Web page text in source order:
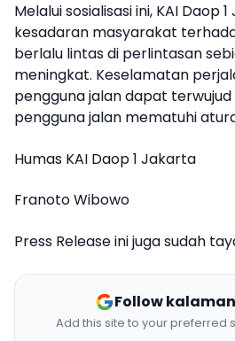
Melalui sosialisasi ini, KAI Daop
kesadaran masyarakat
berlalu lintas di perlintasan
meningkat. Keselamatan
pengguna jalan dapat
pengguna jalan mematuhi
Humas KAI Daop 1 Jakarta
Franoto Wibowo
Press Release ini juga sudah
Follow
Add this site to your preferred